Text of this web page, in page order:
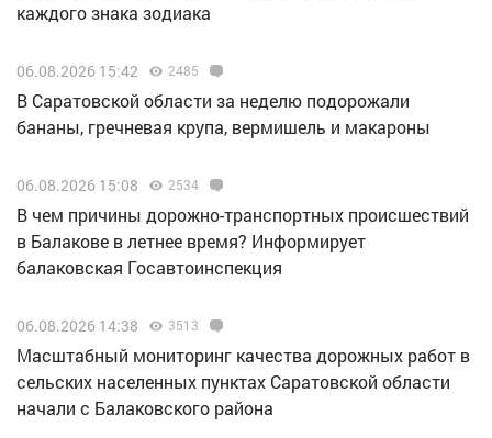
каждого знака зодиака
06.08.2026 15:42 2485
В Саратовской области за неделю подорожали
бананы, гречневая крупа, вермишель и макароны
06.08.2026 15:08 2534
В чем причины дорожно-транспортных происшествий
в Балакове в летнее время? Информирует
балаковская Госавтоинспекция
06.08.2026 14:38 3513
Масштабный мониторинг качества дорожных работ в
сельских населенных пунктах Саратовской области
начали с Балаковского района